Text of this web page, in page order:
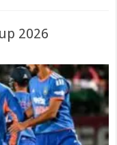
2026